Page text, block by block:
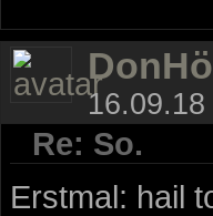
16.09.18
Re: So.
Erstmal: hail